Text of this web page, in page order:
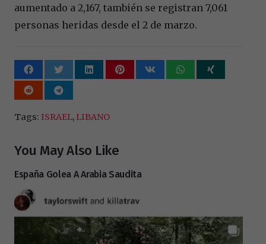
aumentado a 2,167, también se registran 7,061
personas heridas desde el 2 de marzo.
Tags: ISRAEL, LIBANO
You May Also Like
España Golea A Arabia Saudita